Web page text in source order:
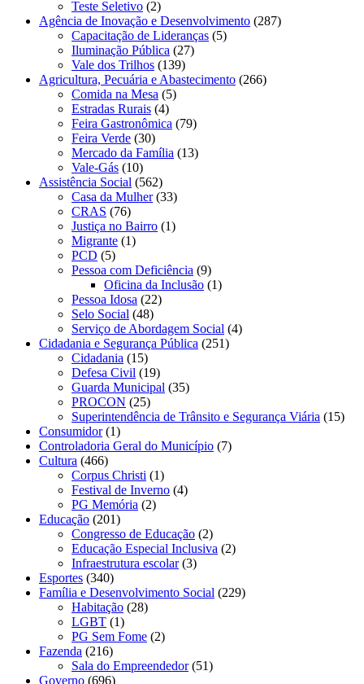
Teste Seletivo (2)
Agência de Inovação e Desenvolvimento (287)
Capacitação de Lideranças (5)
Iluminação Pública (27)
Vale dos Trilhos (139)
Agricultura, Pecuária e Abastecimento (266)
Comida na Mesa (5)
Estradas Rurais (4)
Feira Gastronômica (79)
Feira Verde (30)
Mercado da Família (13)
Vale-Gás (10)
Assistência Social (562)
Casa da Mulher(33)
CRAS (76)
Justiça no Bairro (1)
Migrante (1)
PCD (5)
Pessoa com Deficiência (9)
Oficina da Inclusão (1)
Pessoa Idosa (22)
Selo Social (48)
Serviço de Abordagem Social (4)
Cidadania e Segurança Pública (251)
Cidadania (15)
Defesa Civil (19)
Guarda Municipal (35)
PROCON (25)
Superintendência de Trânsito e Segurança Viária (15)
Consumidor(1)
Controladoria Geral do Município (7)
Cultura (466)
Corpus Christi (1)
Festival de Inverno (4)
PG Memória (2)
Educação (201)
Congresso de Educação (2)
Educação Especial Inclusiva (2)
Infraestrutura escolar(3)
Esportes (340)
Família e Desenvolvimento Social (229)
Habitação (28)
LGBT (1)
PG Sem Fome (2)
Fazenda (216)
Sala do Empreendedor(51)
Governo (696)